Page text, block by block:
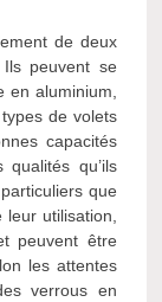
de deux
peuvent se
aluminium,
de volets
capacités
qualités qu’ils
que
utilisation,
peuvent être
les attentes
verrous en